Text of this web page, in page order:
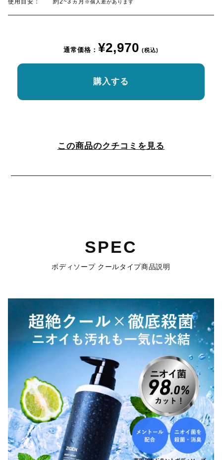
※個人差があります
通常価格： ¥2,970 (税込)
購入する
この商品のクチコミを見る
SPEC
ボディソープ クールタイプ商品説明